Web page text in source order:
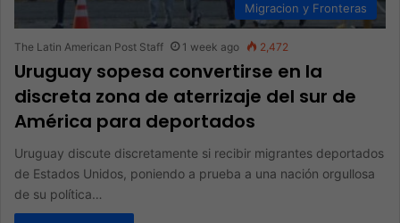
Migracion y Fronteras
The Latin American Post Staff 1 week ago 2,472
Uruguay sopesa convertirse en la
discreta zona de aterrizaje del sur de
América para deportados
Uruguay discute discretamente si recibir migrantes deportados
de Estados Unidos, poniendo a prueba a una nación orgullosa
de su política…